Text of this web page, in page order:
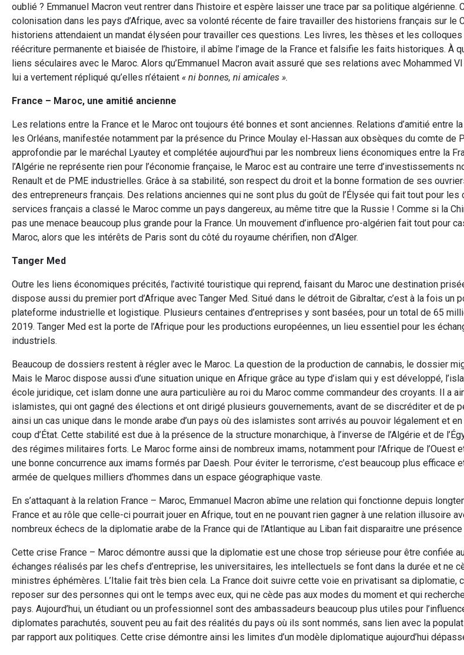
oublié ? Emmanuel Macron veut rentrer dans l’histoire et espère laisser une trace par sa politique algérienne.
colonisation dans les pays d’Afrique, avec sa volonté récente de faire travailler des historiens français sur le
historiens attendaient un mandat élyséen pour travailler ces questions. Les livres, les thèses et les colloques
réécriture permanente et biaisée de l’histoire, il abîme l’image de la France et falsifie les faits historiques. À
liens séculaires avec le Maroc. Alors qu’Emmanuel Macron avait assuré que ses relations avec Mohammed
lui a vertement répliqué qu’elles n’étaient « ni bonnes, ni amicales ».
France – Maroc, une amitié ancienne
Les relations entre la France et le Maroc ont toujours été bonnes et sont anciennes. Relations d’amitié entre
les Orléans, manifestée notamment par la présence du Prince Moulay el-Hassan aux obsèques du comte de
approfondie par le maréchal Lyautey et complétée aujourd’hui par les nombreux liens économiques entre la
l’Algérie ne représente rien pour l’économie française, le Maroc est au contraire une terre d’investissements
Renault et de PME industrielles. Grâce à sa stabilité, son respect du droit et la bonne formation de ses
des entrepreneurs français. Des relations anciennes qui ne sont plus du goût de l’Élysée qui fait tout pour les
services français a classé le Maroc comme un pays dangereux, au même titre que la Russie ! Comme si la
pas une menace beaucoup plus grande pour la France. Un mouvement d’influence pro-algérien fait tout pour
Maroc, alors que les intérêts de Paris sont du côté du royaume chérifien, non d’Alger.
Tanger Med
Outre les liens économiques précités, l’activité touristique qui reprend, faisant du Maroc une destination
dispose aussi du premier port d’Afrique avec Tanger Med. Situé dans le détroit de Gibraltar, c’est à la fois un
plateforme industrielle et logistique. Plusieurs centaines d’entreprises y sont basées, pour un total de 65
2019. Tanger Med est la porte de l’Afrique pour les productions européennes, un lieu essentiel pour les
industriels.
Beaucoup de dossiers restent à régler avec le Maroc. La question de la production de cannabis, le dossier
Mais le Maroc dispose aussi d’une situation unique en Afrique grâce au type d’islam qui y est développé,
école juridique, cet islam donne une aura particulière au roi du Maroc comme commandeur des croyants. Il a
islamistes, qui ont gagné des élections et ont dirigé plusieurs gouvernements, avant de se discréditer et de
ainsi un cas unique dans le monde arabe d’un pays où des islamistes sont arrivés au pouvoir légalement et
coup d’État. Cette stabilité est due à la présence de la structure monarchique, à l’inverse de l’Algérie et de
des régimes militaires forts. Le Maroc forme ainsi de nombreux imams, notamment pour l’Afrique de l’Ouest
une bonne concurrence aux imams formés par Daesh. Pour éviter le terrorisme, c’est beaucoup plus efficace
armée de quelques milliers d’hommes dans un espace géographique vaste.
En s’attaquant à la relation France – Maroc, Emmanuel Macron abîme une relation qui fonctionne depuis
France et au rôle que celle-ci pourrait jouer en Afrique, tout en ne pouvant rien gagner à une relation illusoire
nombreux échecs de la diplomatie arabe de la France qui de l’Atlantique au Liban fait disparaitre une présence
Cette crise France – Maroc démontre aussi que la diplomatie est une chose trop sérieuse pour être confiée
échanges réalisés par les chefs d’entreprise, les universitaires, les intellectuels se font dans la durée et ne
ministres éphémères. L’Italie fait très bien cela. La France doit suivre cette voie en privatisant sa diplomatie,
reposer sur des personnes qui ont le temps avec eux, qui ne cède pas aux modes du moment et qui
pays. Aujourd’hui, un étudiant ou un professionnel sont des ambassadeurs beaucoup plus utiles pour
diplomates parachutés, souvent peu au fait des réalités du pays où ils sont nommés, sans lien avec la
par rapport aux politiques. Cette crise démontre ainsi les limites d’un modèle diplomatique aujourd’hui